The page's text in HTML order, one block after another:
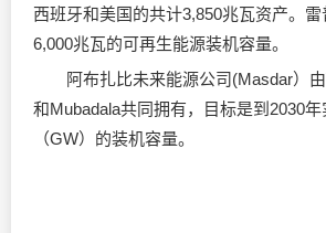
西班牙和美国的共计3,850兆瓦资产。
6,000兆瓦的可再生能源装机容量。
阿布扎比未来能源公司(Masdar）由
和Mubadala共同拥有，目标是到2030
（GW）的装机容量。